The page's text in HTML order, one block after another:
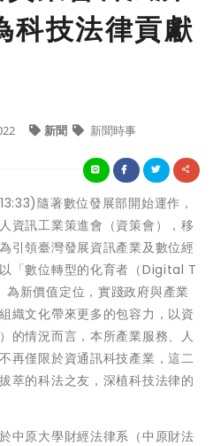
科技法律貢獻
新聞 新聞時事
隨著數位發展部開始運作，
資訊工業策進會（資策會），移
引領臺灣發展資訊產業及數位經
「數位轉型的化育者（Digital T
新價值定位，實踐政府與產業
織文化帶來更多的包容力，以資
的情況而言，本所產業服務、人
再僅限於資通訊科技產業，這二
萃的科法之友，深植科技法律的
中原大學財經法律系（中原財法